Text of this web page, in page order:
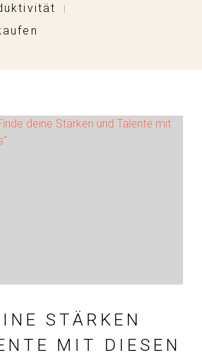
|
STÄRKEN
MIT DIESEN